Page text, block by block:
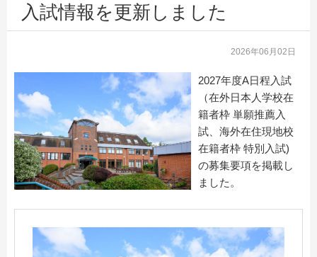
入試情報を更新しました
2026年06月02日
2027年度A日程入試
（在外日本人学校在
籍者枠 単願推薦入
試、海外在住現地校
在籍者枠 特別入試)
の募集要項を掲載し
ました。